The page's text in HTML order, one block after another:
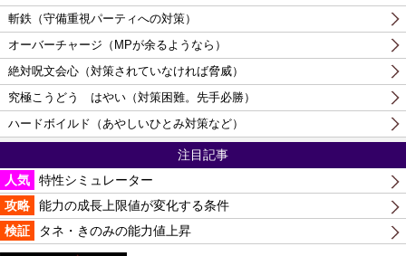
斬鉄（守備重視パーティへの対策）
オーバーチャージ（MPが余るようなら）
絶対呪文会心（対策されていなければ脅威）
究極こうどう はやい（対策困難。先手必勝）
ハードボイルド（あやしいひとみ対策など）
注目記事
人気
特性シミュレーター
攻略
能力の成長上限値が変化する条件
検証
タネ・きのみの能力値上昇